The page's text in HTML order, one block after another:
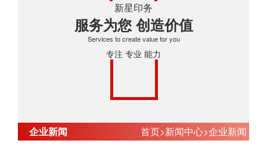
新星印务
服务为您 创造价值
Services to create value for you
专注 专业 能力
企业新闻 首页>新闻中心>企业新闻